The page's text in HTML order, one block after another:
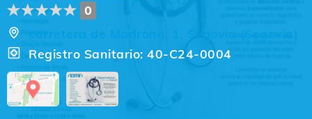
0
carretera de Madrona, 1, Segovia (Segovia)
Registro Sanitario: 40-C24-0004